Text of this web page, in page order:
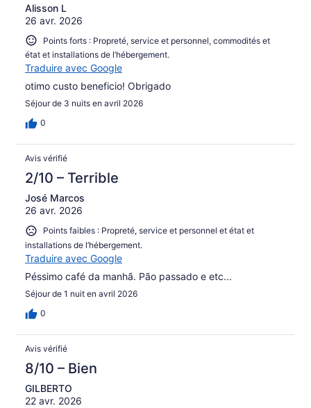
Alisson L
26 avr. 2026
Points forts : Propreté, service et personnel, commodités et
état et installations de l’hébergement.
Traduire avec Google
otimo custo beneficio! Obrigado
Séjour de 3 nuits en avril 2026
0
Avis vérifié
2/10 – Terrible
José Marcos
26 avr. 2026
Points faibles : Propreté, service et personnel et état et
installations de l’hébergement.
Traduire avec Google
Péssimo café da manhã. Pão passado e etc...
Séjour de 1 nuit en avril 2026
0
Avis vérifié
8/10 – Bien
GILBERTO
22 avr. 2026